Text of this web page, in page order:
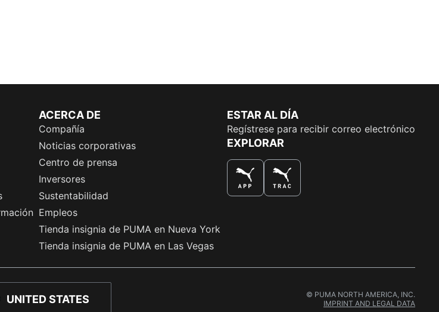
ACERCA DE
Compañía
Noticias corporativas
Centro de prensa
Inversores
Sustentabilidad
Empleos
Tienda insignia de PUMA en Nueva York
Tienda insignia de PUMA en Las Vegas
ESTAR AL DÍA
Regístrese para recibir correo electrónico
EXPLORAR
UNITED STATES
© PUMA NORTH AMERICA, INC.
IMPRINT AND LEGAL DATA